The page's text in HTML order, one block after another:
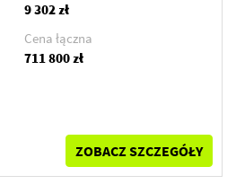
9 302 zł
Cena łączna
711 800 zł
ZOBACZ SZCZEGÓŁY